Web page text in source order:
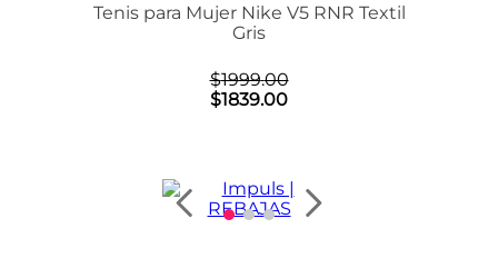
Tenis para Mujer Nike V5 RNR Textil
Gris
$1999.00
$1839.00